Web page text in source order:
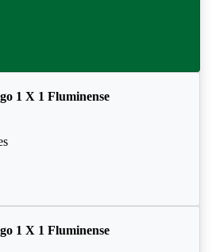
1 X 1 Fluminense
1 X 1 Fluminense